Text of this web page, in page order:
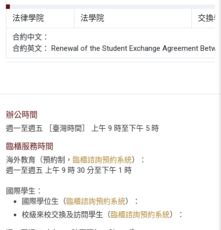
法律學院 法學院 交換
合約中文：
合約英文： Renewal of the Student Exchange Agreement
辦公時間
週一至週五 ［臺灣時間］ 上午 9 時至下午 5 時
臨櫃服務時間
海外教育（預約制， 臨櫃諮詢預約系統）：
週一至週五 上午 9 時 30 分至下午 1 時
國際學生：
國際學位生（臨櫃諮詢預約系統）：
校級來校交換及訪問學生（臨櫃諮詢預約系統）：